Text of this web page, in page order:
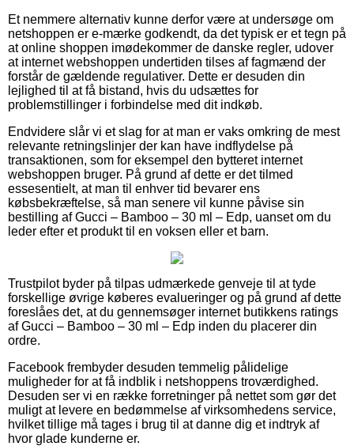
Et nemmere alternativ kunne derfor være at undersøge om
netshoppen er e-mærke godkendt, da det typisk er et tegn på
at online shoppen imødekommer de danske regler, udover
at internet webshoppen undertiden tilses af fagmænd der
forstår de gældende regulativer. Dette er desuden din
lejlighed til at få bistand, hvis du udsættes for
problemstillinger i forbindelse med dit indkøb.
Endvidere slår vi et slag for at man er vaks omkring de mest
relevante retningslinjer der kan have indflydelse på
transaktionen, som for eksempel den bytteret internet
webshoppen bruger. På grund af dette er det tilmed
essesentielt, at man til enhver tid bevarer ens
købsbekræftelse, så man senere vil kunne påvise sin
bestilling af Gucci – Bamboo – 30 ml – Edp, uanset om du
leder efter et produkt til en voksen eller et barn.
Trustpilot byder på tilpas udmærkede genveje til at tyde
forskellige øvrige køberes evalueringer og på grund af dette
foreslåes det, at du gennemsøger internet butikkens ratings
af Gucci – Bamboo – 30 ml – Edp inden du placerer din
ordre.
Facebook frembyder desuden temmelig pålidelige
muligheder for at få indblik i netshoppens troværdighed.
Desuden ser vi en række forretninger på nettet som gør det
muligt at levere en bedømmelse af virksomhedens service,
hvilket tillige må tages i brug til at danne dig et indtryk af
hvor glade kunderne er.